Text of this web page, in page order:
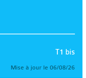
T1 bis
Mise à jour le 06/08/26